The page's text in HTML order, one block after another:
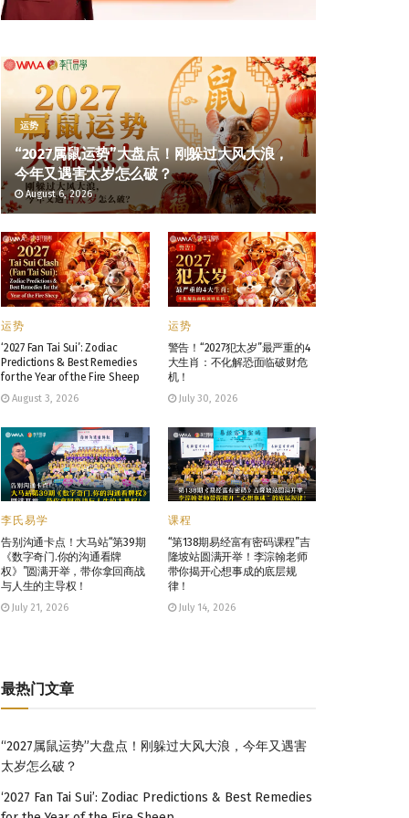
运势
“2027属鼠运势”大盘点！刚躲过大风大浪，
今年又遇害太岁怎么破？
August 6, 2026
运势
‘2027 Fan Tai Sui’: Zodiac
Predictions & Best Remedies
for the Year of the Fire Sheep
August 3, 2026
运势
警告！“2027犯太岁”最严重的4
大生肖：不化解恐面临破财危
机！
July 30, 2026
李氏易学
告别沟通卡点！大马站“第39期
《数字奇门.你的沟通看牌
权》”圆满开举，带你拿回商战
与人生的主导权！
July 21, 2026
课程
“第138期易经富有密码课程”吉
隆坡站圆满开举！李淙翰老师
带你揭开心想事成的底层规
律！
July 14, 2026
最热门文章
“2027属鼠运势”大盘点！刚躲过大风大浪，今年又遇害
太岁怎么破？
‘2027 Fan Tai Sui’: Zodiac Predictions & Best Remedies